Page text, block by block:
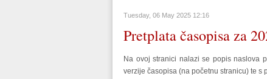
Tuesday, 06 May 2025 12:16
Pretplata časopisa za
Na ovoj stranici nalazi se popis naslova
verzije časopisa (na početnu stranicu) te